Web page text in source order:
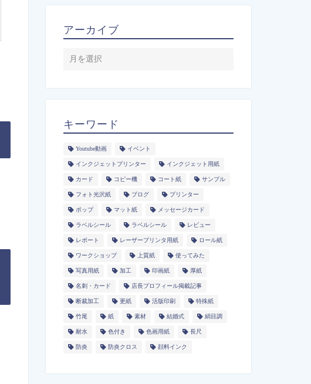
アーカイブ
キーワード
Youtube動画 イベント
インクジェットプリンター インクジェット用紙
カード コピー機 コート紙 サンプル
フォト光沢紙 ブログ プリンター
ポップ マット紙 メッセージカード
ラベルシール ラベルシール レビュー
レポート レーザープリンタ用紙 ロール紙
ワークショップ 上質紙 使ってみた
写真用紙 加工 印画紙 厚紙
名刺・カード 店長プロフィール掲載記事
断裁加工 更紙 活版印刷 特殊紙
竹尾 紙 素材 結婚式 絹目調
耐水 色付き 色画用紙 長尺
防炎 防炎クロス 顔料インク